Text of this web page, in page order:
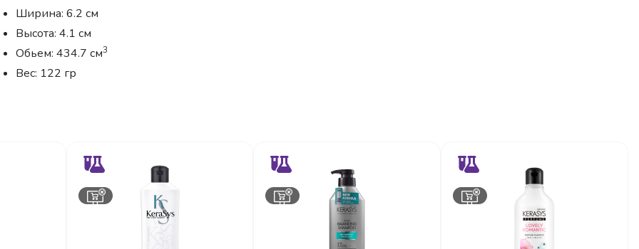
Ширина: 6.2 см
Высота: 4.1 см
Обьем: 434.7 см3
Вес: 122 гр